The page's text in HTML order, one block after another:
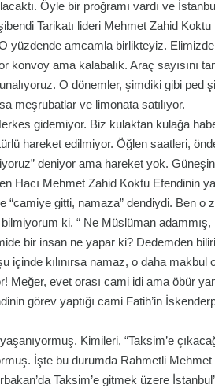
Öyle bir proğramı vardı ve
Tarikatı lideri Mehmet Zahid Koktu
yüzdende amcamla birlikteyiz.
konvoy ama kalabalık. Araç sayısını
O dönemler, şimdiki gibi ped
meşrubatlar ve limonata satılıyor.
gidemiyor. Biz kulaktan kulağa
hareket edilmiyor. Öğlen saatleri,
deniyor ama hareket yok. Güneşin
Hacı Mehmet Zahid Koktu Efendinin
gitti, namaza” dendiydi. Ben o
ki. “ Ne Müslüman adammış,
bir insan ne yapar ki? Dedemden
kılınırsa namaz, o daha makbul
Meğer, evet orası cami idi ama öbür
görev yaptığı cami Fatih’in
Kimileri, “Taksim’e
İşte bu durumda Rahmetli
Taksim’e gitmek üzere